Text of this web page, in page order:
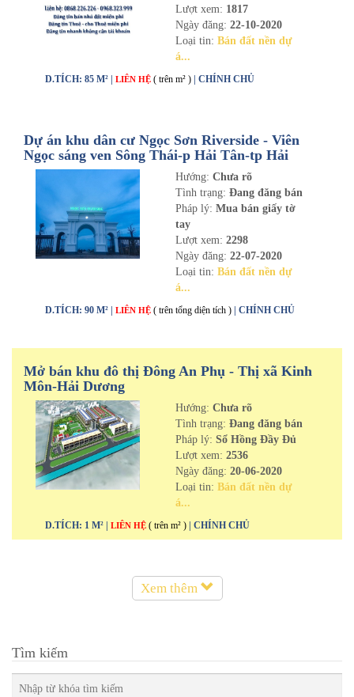
Lượt xem: 1817
Ngày đăng: 22-10-2020
Loại tin: Bán đất nền dự
á...
D.TÍCH: 85 M² | LIÊN HỆ ( trên m² ) | CHÍNH CHỦ
Dự án khu dân cư Ngọc Sơn Riverside - Viên
Ngọc sáng ven Sông Thái-p Hải Tân-tp Hải
Dương
Hướng: Chưa rõ
Tình trạng: Đang đăng bán
Pháp lý: Mua bán giấy tờ
tay
Lượt xem: 2298
Ngày đăng: 22-07-2020
Loại tin: Bán đất nền dự
á...
D.TÍCH: 90 M² | LIÊN HỆ ( trên tổng diện tích ) | CHÍNH CHỦ
Mở bán khu đô thị Đông An Phụ - Thị xã Kinh
Môn-Hải Dương
Hướng: Chưa rõ
Tình trạng: Đang đăng bán
Pháp lý: Sổ Hồng Đầy Đủ
Lượt xem: 2536
Ngày đăng: 20-06-2020
Loại tin: Bán đất nền dự
á...
D.TÍCH: 1 M² | LIÊN HỆ ( trên m² ) | CHÍNH CHỦ
Xem thêm
Tìm kiếm